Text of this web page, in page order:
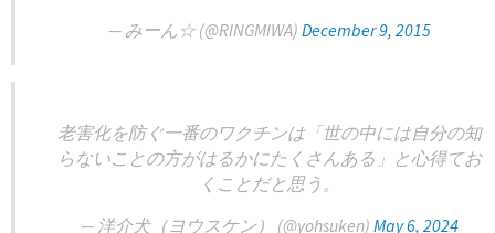
— みーん☆ (@RINGMIWA) December 9, 2015
老害化を防ぐ一番のワクチンは「世の中には自分の知
らないことの方がはるかにたくさんある」と心得てお
くことだと思う。
— 洋介犬（ヨウスケン） (@yohsuken) May 6, 2024